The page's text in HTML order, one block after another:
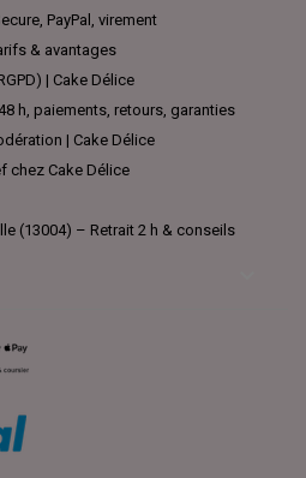
PayPal, virement
& avantages
| Cake Délice
h, paiements, retours, garanties
| Cake Délice
chez Cake Délice
(13004) – Retrait 2 h & conseils